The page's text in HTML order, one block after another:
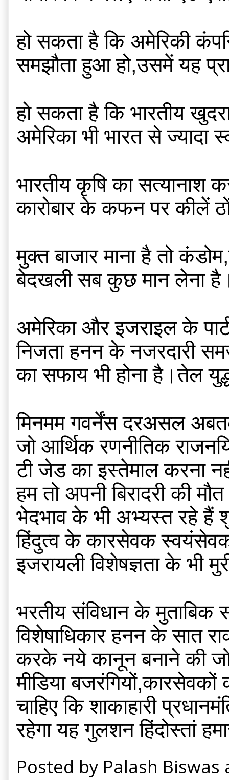
हो सकता है कि अमेरिकी
समझौता हुआ हो,उसमें यह
हो सकता है कि भारतीय
अमेरिका भी भारत से
भारतीय कृषि का सत्यानाश
कारोबार के कफन पर कीलें
मुक्त बाजार माना है तो
बेदखली सब कुछ मान लेना
अमेरिका और इजराइल के
निजता हनन के नजरदारी
का सफाय भी होना है।तेल
मिनमम गवर्नेंस दरअसल
जो आर्थिक रणनीतिक
टी जेड का इस्तेमाल करना
हम तो अपनी बिरादरी की
भेदभाव के भी अभ्यस्त रहे हैं
हिंदुत्व के कारसेवक
इजरायली विशेषज्ञता के भी
भरतीय संविधान के मुताबिक
विशेषाधिकार हनन के सात
करके नये कानून बनाने की
मीडिया
चाहिए कि शाकाहारी
रहेगा यह गुलशन हिंदोस्तां
Posted by Palash Biswas